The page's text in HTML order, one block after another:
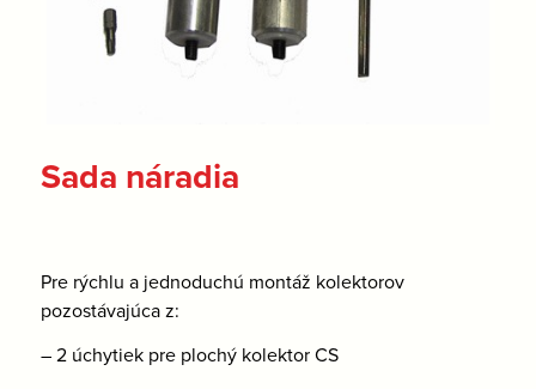
Sada náradia
Pre rýchlu a jednoduchú montáž kolektorov
pozostávajúca z:
– 2 úchytiek pre plochý kolektor CS